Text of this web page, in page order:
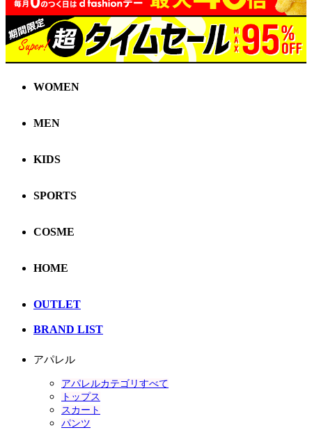
WOMEN
MEN
KIDS
SPORTS
COSME
HOME
OUTLET
BRAND LIST
アパレル
アパレルカテゴリすべて
トップス
スカート
パンツ